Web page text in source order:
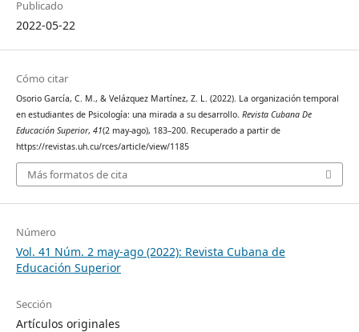
Publicado
2022-05-22
Cómo citar
Osorio García, C. M., & Velázquez Martínez, Z. L. (2022). La organización temporal
en estudiantes de Psicología: una mirada a su desarrollo. Revista Cubana De
Educación Superior, 41(2 may-ago), 183–200. Recuperado a partir de
https://revistas.uh.cu/rces/article/view/1185
Más formatos de cita
Número
Vol. 41 Núm. 2 may-ago (2022): Revista Cubana de
Educación Superior
Sección
Artículos originales